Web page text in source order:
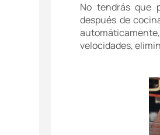
No tendrás que
después de
velocidades,